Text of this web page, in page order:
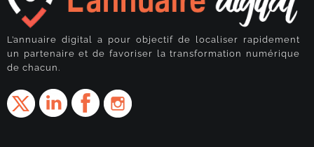
L’annuaire digital a pour objectif de localiser rapidement
un partenaire et de favoriser la transformation numérique
de chacun.